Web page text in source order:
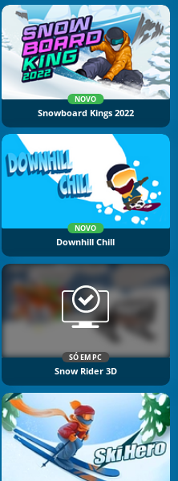
NOVO
Snowboard Kings 2022
NOVO
Downhill Chill
SÓ EM PC
Snow Rider 3D